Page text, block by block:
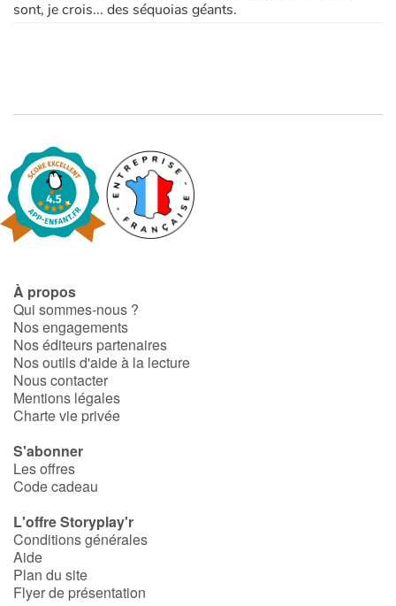
sont, je crois... des séquoias géants.
À propos
Qui sommes-nous ?
Nos engagements
Nos éditeurs partenaires
Nos outils d'aide à la lecture
Nous contacter
Mentions légales
Charte vie privée
S'abonner
Les offres
Code cadeau
L'offre Storyplay'r
Conditions générales
Aide
Plan du site
Flyer de présentation